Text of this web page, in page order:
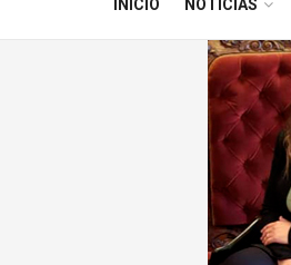
INICIO NOTICIAS